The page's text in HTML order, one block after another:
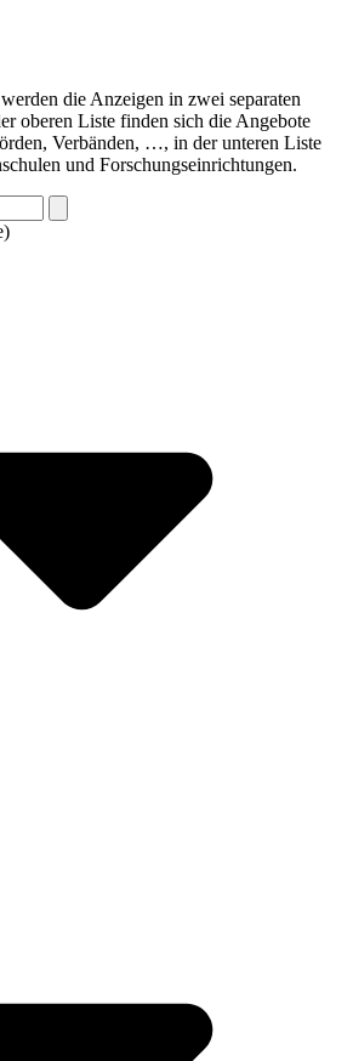
die Anzeigen in zwei separaten
oberen Liste finden sich die Angebote
Verbänden, …, in der unteren Liste
und Forschungseinrichtungen.